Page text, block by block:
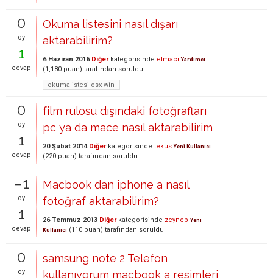
0
oy
1
cevap
Okuma listesini nasıl dışarı
aktarabilirim?
6 Haziran 2016 Diğerkategorisinde elmacı Yardımcı
(1,180 puan) tarafından soruldu
okumalistesi-osx-win
0
oy
1
cevap
film rulosu dışındaki fotoğrafları
pc ya da mace nasıl aktarabilirim
20 Şubat 2014 Diğerkategorisinde tekus Yeni Kullanıcı
(220 puan) tarafından soruldu
–1
oy
1
cevap
Macbook dan iphone a nasıl
fotoğraf aktarabilirim?
26 Temmuz 2013 Diğerkategorisinde zeynep Yeni
Kullanıcı (110 puan) tarafından soruldu
0
oy
samsung note 2 Telefon
kullanıyorum macbook a resimleri